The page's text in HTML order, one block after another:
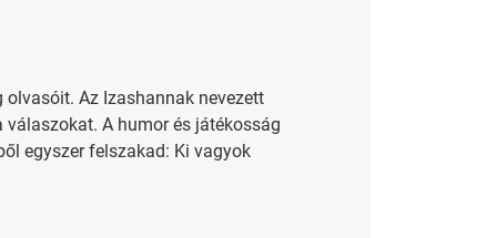
Az Izashannak nevezett
válaszokat. A humor és játékosság
egyszer felszakad: Ki vagyok